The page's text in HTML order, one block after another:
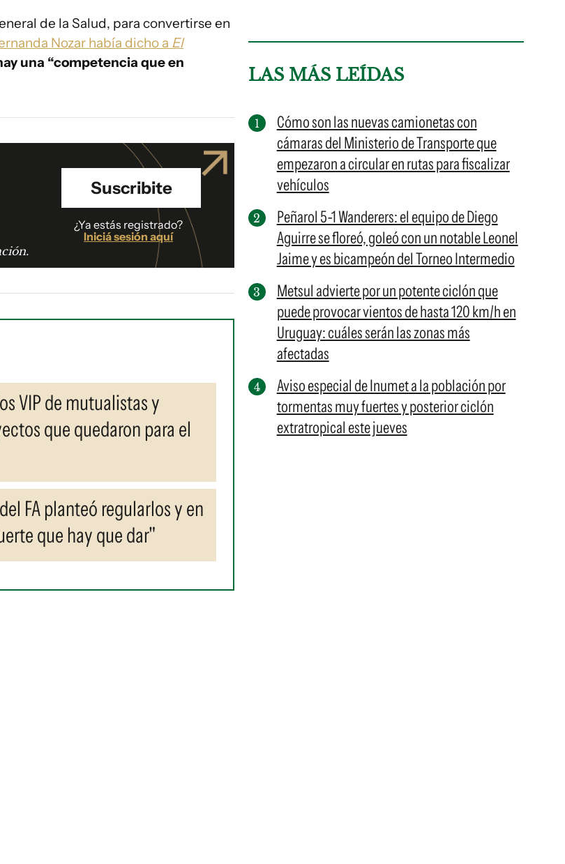
de la Salud, para convertirse en
Nozar había dicho a El
una “competencia que en
Suscribite
¿Ya estás registrado?
Iniciá sesión aquí
VIP de mutualistas y
que quedaron para el
FA planteó regularlos y en
que hay que dar"
LAS MÁS LEÍDAS
Cómo son las nuevas camionetas con
cámaras del Ministerio de Transporte que
empezaron a circular en rutas para fiscalizar
vehículos
Peñarol 5-1 Wanderers: el equipo de Diego
Aguirre se floreó, goleó con un notable Leonel
Jaime y es bicampeón del Torneo Intermedio
Metsul advierte por un potente ciclón que
puede provocar vientos de hasta 120 km/h en
Uruguay: cuáles serán las zonas más
afectadas
Aviso especial de Inumet a la población por
tormentas muy fuertes y posterior ciclón
extratropical este jueves